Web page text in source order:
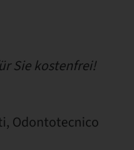
Sie kostenfrei!
Odontotecnico